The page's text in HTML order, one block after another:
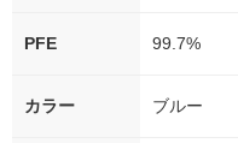
PFE 99.7%
カラー ブルー